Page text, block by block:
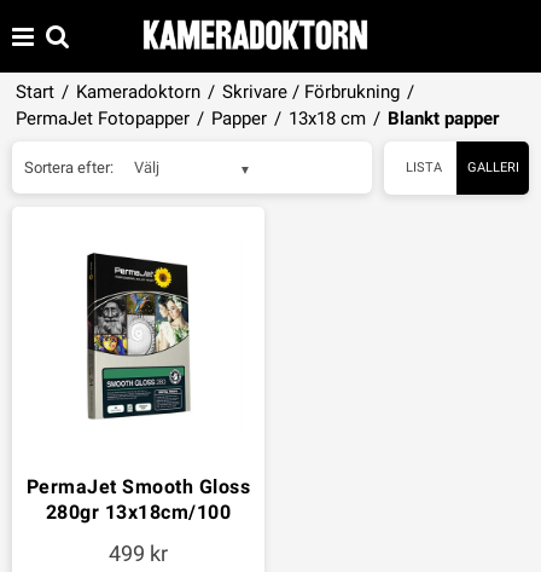
Start / Kameradoktorn / Skrivare / Förbrukning /
PermaJet Fotopapper / Papper / 13x18 cm / Blankt papper
LISTA GALLERI
Sortera efter: Välj
PermaJet Smooth Gloss
280gr 13x18cm/100
499